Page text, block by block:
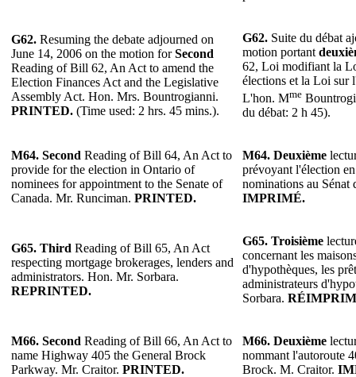
G62. Resuming the debate adjourned on
June 14, 2006 on the motion forSecond
Reading of Bill 62, An Act to amend the
Election Finances Act and the Legislative
Assembly Act. Hon. Mrs. Bountrogianni.
PRINTED. (Time used: 2 hrs. 45 mins.).
G62. Suite du débat
motion portant
62, Loi modifiant la
élections et la Loi sur
L'hon. Mme
du débat: 2 h 45).
M64. Second Reading of Bill 64, An Act to
provide for the election in Ontario of
nominees for appointment to the Senate of
Canada. Mr. Runciman. PRINTED.
M64. Deuxième
prévoyant l'élection
nominations au
IMPRIMÉ.
G65. Third Reading of Bill 65, An Act
respecting mortgage brokerages, lenders and
administrators. Hon. Mr. Sorbara.
REPRINTED.
G65. Troisième
concernant les
d'hypothèques, les
administrateurs
Sorbara.
M66. Second Reading of Bill 66, An Act to
name Highway 405 the General Brock
Parkway. Mr. Craitor. PRINTED.
M66. Deuxième
nommant l'autoroute
Brock. M. Craitor.